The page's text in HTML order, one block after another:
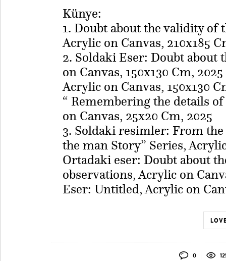
Künye:
1. Doubt about the validity of
Acrylic on Canvas, 210x185
2. Soldaki Eser: Doubt
on Canvas, 150x130 Cm,
Acrylic on Canvas, 150x130
“ Remembering the details
on Canvas, 25x20 Cm, 2025​
3. Soldaki resimler: From
the man Story” Series,
Ortadaki eser: Doubt about
observations, Acrylic on
Eser: Untitled, Acrylic on
0